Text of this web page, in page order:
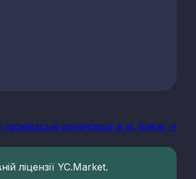
організації в м. Києві ->
ліцензії YC.Market.